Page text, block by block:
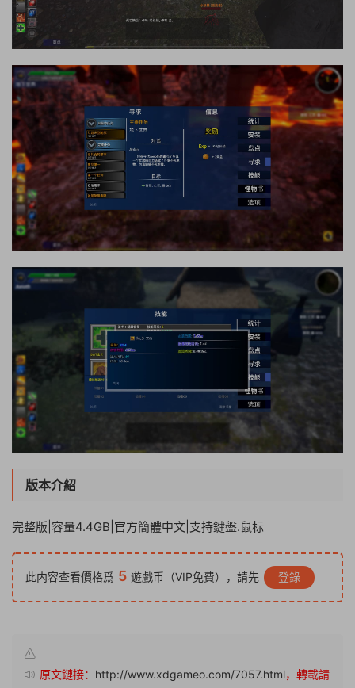
版本介紹
完整版|容量4.4GB|官方簡體中文|支持鍵盤.鼠标
此内容查看價格爲 5 遊戲币（VIP免費），請先 登錄
原文鏈接： http://www.xdgameo.com/7057.html，轉載請